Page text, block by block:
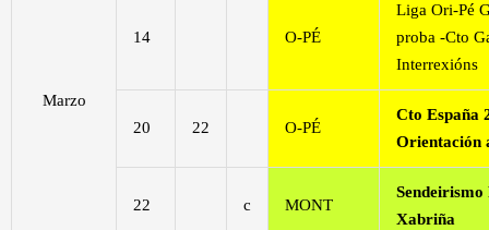
Marzo
14 O-PÉ
Liga Ori-Pé
proba -Cto
Interrexións
20 22 O-PÉ
Cto España
Orientación
22 c MONT
Sendeirismo
Xabriña